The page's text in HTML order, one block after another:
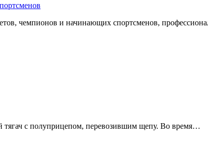
чемпионов и начинающих спортсменов,
тягач с полуприцепом, перевозившим щепу. Во время…